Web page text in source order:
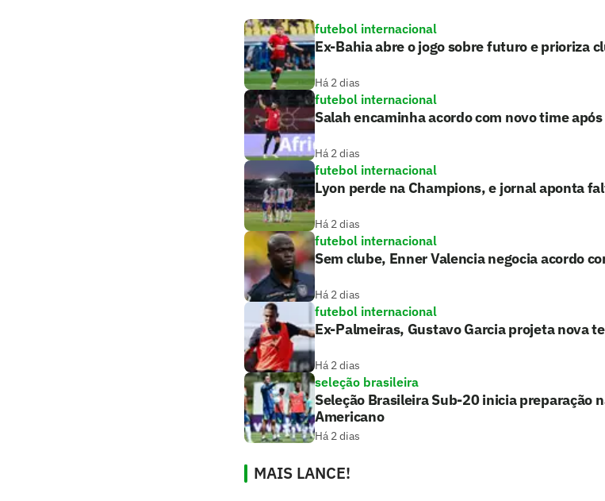
futebol internacional
Ex-Bahia abre o jogo sobre futuro e prioriza
Há 2 dias
futebol internacional
Salah encaminha acordo com novo time
Há 2 dias
futebol internacional
Lyon perde na Champions, e jornal aponta
Há 2 dias
futebol internacional
Sem clube, Enner Valencia negocia acordo
Há 2 dias
futebol internacional
Ex-Palmeiras, Gustavo Garcia projeta nova
Há 2 dias
seleção brasileira
Seleção Brasileira Sub-20 inicia preparação
Americano
Há 2 dias
MAIS LANCE!